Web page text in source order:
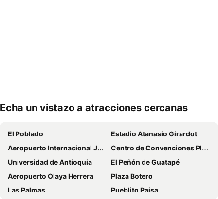
Echa un vistazo a atracciones cercanas
El Poblado
Estadio Atanasio Girardot
Aeropuerto Internacional José María Córdova
Centro de Convenciones Plaza Mayor
Universidad de Antioquia
El Peñón de Guatapé
Aeropuerto Olaya Herrera
Plaza Botero
Las Palmas
Pueblito Paisa